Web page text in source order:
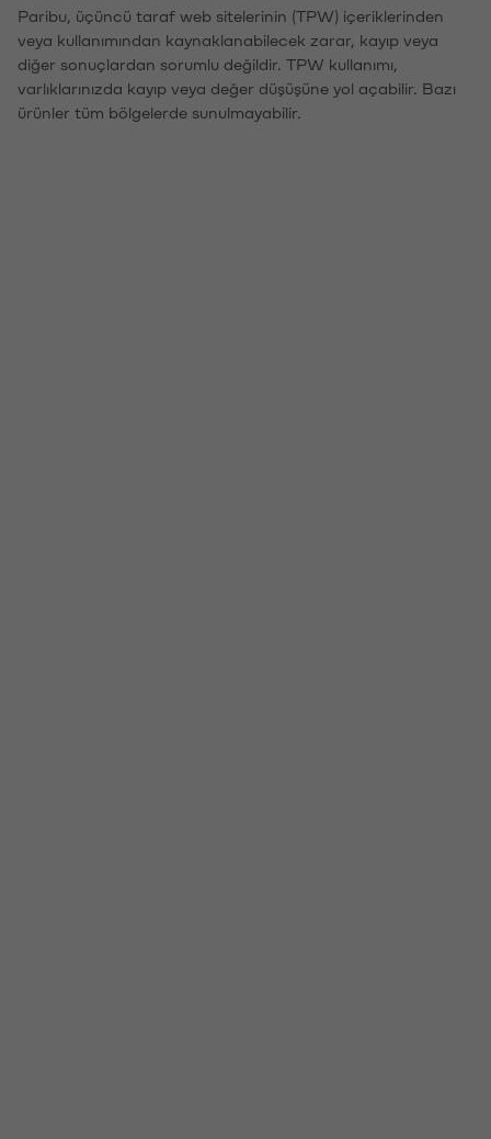
Paribu, üçüncü taraf web sitelerinin (TPW) içeriklerinden
veya kullanımından kaynaklanabilecek zarar, kayıp veya
diğer sonuçlardan sorumlu değildir. TPW kullanımı,
varlıklarınızda kayıp veya değer düşüşüne yol açabilir. Bazı
ürünler tüm bölgelerde sunulmayabilir.